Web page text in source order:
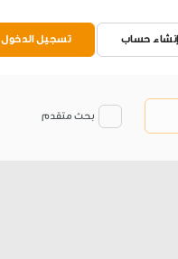
إنشاء حساب تسجيل الدخول
بحث متقدم